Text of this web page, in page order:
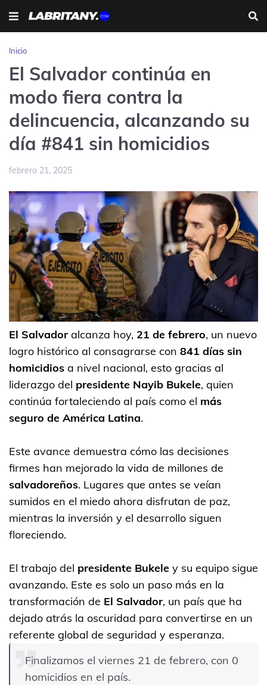
Inicio
El Salvador continúa en
modo fiera contra la
delincuencia, alcanzando su
día #841 sin homicidios
febrero 21, 2025
El Salvador alcanza hoy, 21 de febrero, un nuevo
logro histórico al consagrarse con 841 días sin
homicidios a nivel nacional, esto gracias al
liderazgo del presidente Nayib Bukele, quien
continúa fortaleciendo al país como el más
seguro de América Latina.
Este avance demuestra cómo las decisiones
firmes han mejorado la vida de millones de
salvadoreños. Lugares que antes se veían
sumidos en el miedo ahora disfrutan de paz,
mientras la inversión y el desarrollo siguen
floreciendo.
El trabajo del presidente Bukele y su equipo sigue
avanzando. Este es solo un paso más en la
transformación de El Salvador, un país que ha
dejado atrás la oscuridad para convertirse en un
referente global de seguridad y esperanza.
Finalizamos el viernes 21 de febrero, con 0
homicidios en el país.